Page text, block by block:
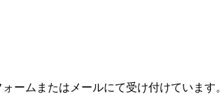
ームまたはメールにて受け付けています。